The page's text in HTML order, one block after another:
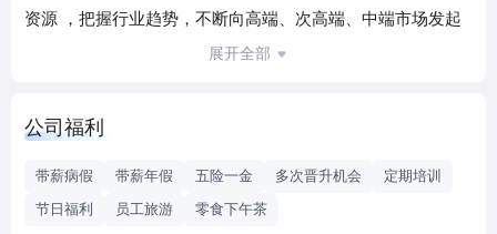
资源 ，把握行业趋势，不断向高端、次高端、中端市场发起
强有力的冲击。 作为中国酒行业一线品牌高端产品的开发商
道，继承创新”的理念，坚持“品牌、品质、团队、文化和艺
时代，以酒载道，继承创新，致力成为中国酒文化优秀的传
展开全部
公司福利
带薪病假 带薪年假 五险一金 多次晋升机会
定期培训
节日福利
员工旅游 零食下午茶